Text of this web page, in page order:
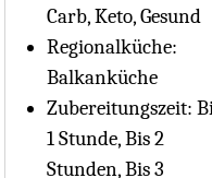
Carb, Keto, Gesund
Regionalküche:
Balkanküche
Zubereitungszeit:
1 Stunde, Bis 2
Stunden, Bis 3